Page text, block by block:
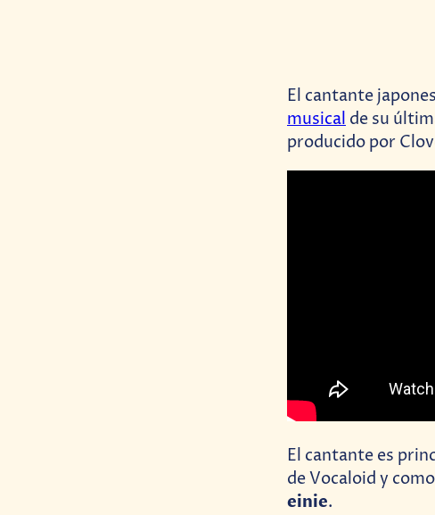
El cantante japones
musical de su
producido por
El cantante es
de Vocaloid y
einie.